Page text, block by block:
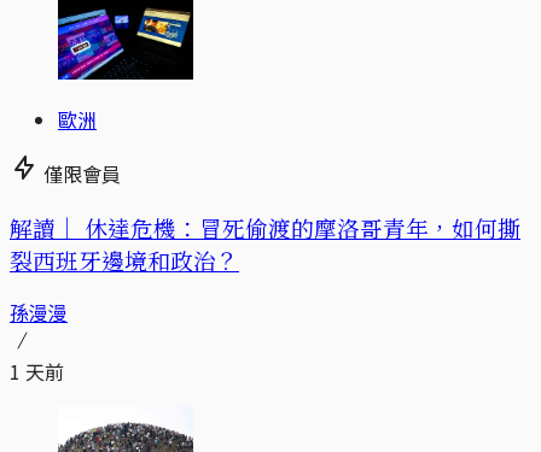
歐洲
僅限會員
解讀｜ 休達危機：冒死偷渡的摩洛哥青年，如何撕
裂西班牙邊境和政治？
孫漫漫
1 天前